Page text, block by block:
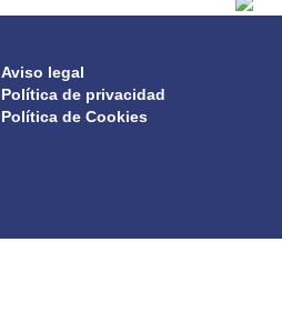
Aviso legal
Política de privacidad
Política de Cookies